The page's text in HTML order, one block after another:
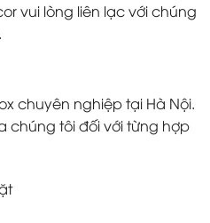
vui lòng liên lạc với chúng
chuyên nghiệp tại Hà Nội.
chúng tôi đối với từng hợp